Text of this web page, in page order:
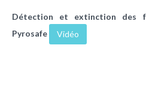
Détection et extinction des
Pyrosafe
Vidéo